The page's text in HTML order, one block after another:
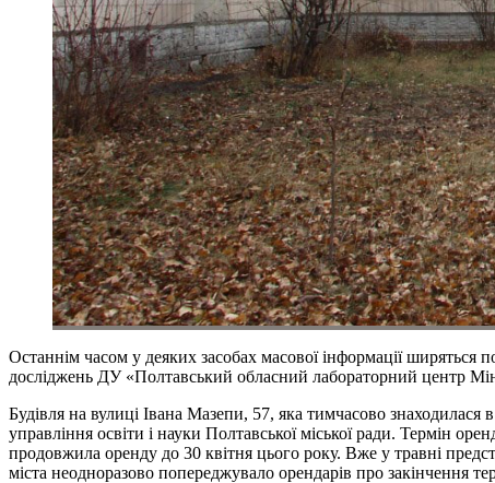
Останнім часом у деяких засобах масової інформації ширяться
досліджень ДУ «Полтавський обласний лабораторний центр
Будівля на вулиці Івана Мазепи, 57, яка тимчасово
управління освіти і науки Полтавської міської ради. Термін
продовжила оренду до 30 квітня цього року. Вже у травні
міста неодноразово попереджувало орендарів про закінчення